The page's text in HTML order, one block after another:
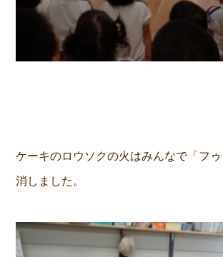
ケーキのロウソクの火はみんなで「フ
消しました。